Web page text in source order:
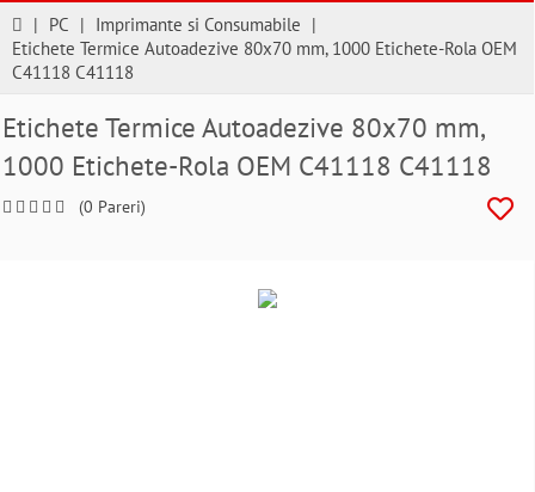
suna
0764409021
a
comanda
telefonic
| PC | Imprimante si Consumabile |
Etichete Termice Autoadezive 80x70 mm, 1000 Etichete-Rola OEM
C41118 C41118
Etichete Termice Autoadezive 80x70 mm,
1000 Etichete-Rola OEM C41118 C41118
(0 Pareri)